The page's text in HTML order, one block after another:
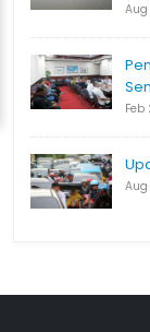
Aug
Feb
Aug